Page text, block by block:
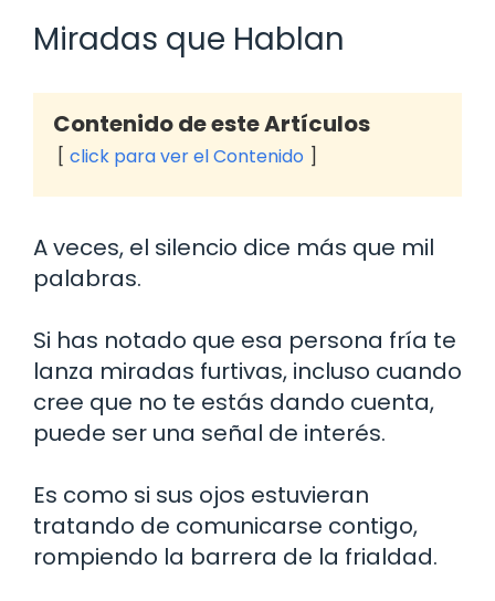
Miradas que Hablan
Contenido de este Artículos
click para ver el Contenido
A veces, el silencio dice más que mil
palabras.
Si has notado que esa persona fría te
lanza miradas furtivas, incluso cuando
cree que no te estás dando cuenta,
puede ser una señal de interés.
Es como si sus ojos estuvieran
tratando de comunicarse contigo,
rompiendo la barrera de la frialdad.